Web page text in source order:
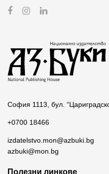
София 1113, бул.
+0700 18466
izdatelstvo.mon@azbuki.bg
azbuki@mon.bg
Полезни линкове